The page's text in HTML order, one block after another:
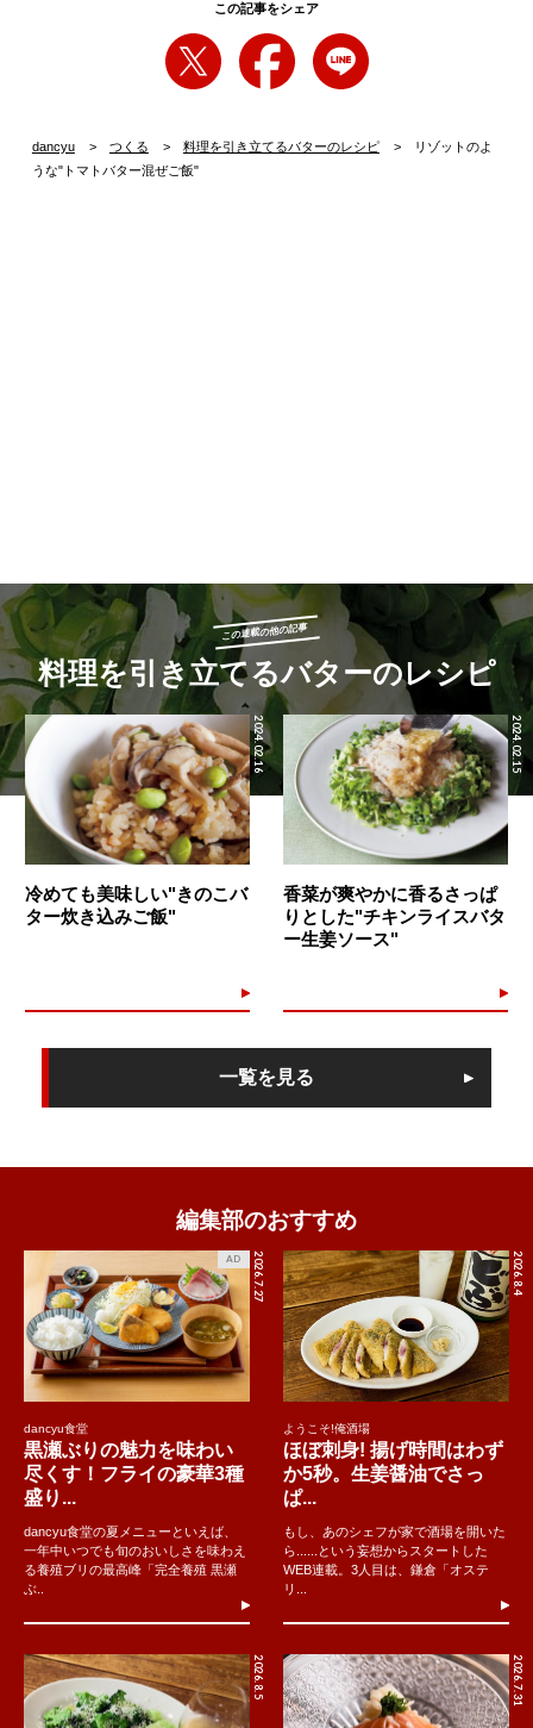
この記事をシェア
dancyu つくる 料理を引き立てるバターのレシピ
リゾットのよ
うな"トマトバター混ぜご飯"
この連載の他の記事
料理を引き立てるバターのレシピ
2024.02.16
冷めても美味しい"きのこバ
ター炊き込みご飯"
2024.02.15
香菜が爽やかに香るさっぱ
りとした"チキンライスバタ
ー生姜ソース"
一覧を見る
編集部のおすすめ
2026.7.27
AD
dancyu食堂
黒瀬ぶりの魅力を味わい
尽くす！フライの豪華3種
盛り...
dancyu食堂の夏メニューといえば、
一年中いつでも旬のおいしさを味わえ
る養殖ブリの最高峰「完全養殖 黒瀬
ぶ..
2026.8.4
ようこそ!俺酒場
ほぼ刺身! 揚げ時間はわず
か5秒。生姜醤油でさっ
ぱ...
もし、あのシェフが家で酒場を開いた
ら......という妄想からスタートした
WEB連載。3人目は、鎌倉「オステ
リ...
2026.8.5 2026.7.31